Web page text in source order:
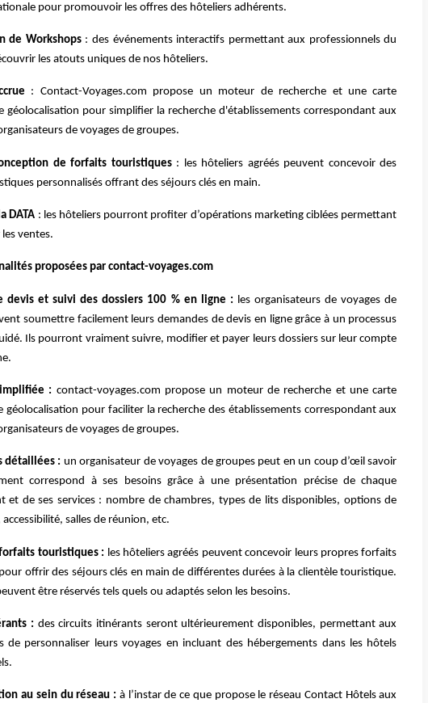
pour promouvoir les offres des hôteliers adhérents.
de Workshops : des événements interactifs permettant aux professionnels du
les atouts uniques de nos hôteliers.
: Contact-Voyages.com propose un moteur de recherche et une carte
géolocalisation pour simplifier la recherche d'établissements correspondant aux
de voyages de groupes.
de forfaits touristiques: les hôteliers agréés peuvent concevoir des
personnalisés offrant des séjours clés en main.
DATA : les hôteliers pourront profiter d’opérations marketing ciblées permettant
ventes.
proposées par contact-voyages.com
devis et suivi des dossiers 100 % en ligne : les organisateurs de voyages de
soumettre facilement leurs demandes de devis en ligne grâce à un processus
Ils pourront vraiment suivre, modifier et payer leurs dossiers sur leur compte
: contact-voyages.com propose un moteur de recherche et une carte
géolocalisation pour faciliter la recherche des établissements correspondant aux
de voyages de groupes.
détaillées : un organisateur de voyages de groupes peut en un coup d’œil savoir
correspond à ses besoins grâce à une présentation précise de chaque
et de ses services : nombre de chambres, types de lits disponibles, options de
salles de réunion, etc.
touristiques : les hôteliers agréés peuvent concevoir leurs propres forfaits
offrir des séjours clés en main de différentes durées à la clientèle touristique.
être réservés tels quels ou adaptés selon les besoins.
: des circuits itinérants seront ultérieurement disponibles, permettant aux
de personnaliser leurs voyages en incluant des hébergements dans les hôtels
au sein du réseau : à l’instar de ce que propose le réseau Contact Hôtels aux